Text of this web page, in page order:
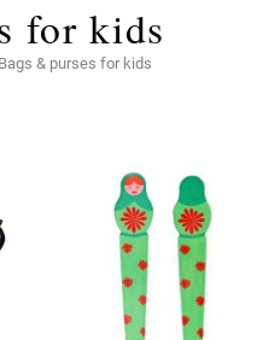
for kids
Bags & purses for kids